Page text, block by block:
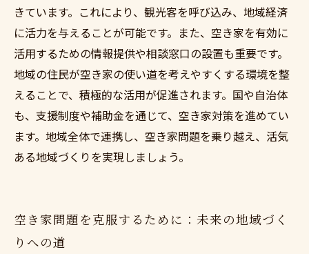
きています。これにより、観光客を呼び込み、地域経済
に活力を与えることが可能です。また、空き家を有効に
活用するための情報提供や相談窓口の設置も重要です。
地域の住民が空き家の使い道を考えやすくする環境を整
えることで、積極的な活用が促進されます。国や自治体
も、支援制度や補助金を通じて、空き家対策を進めてい
ます。地域全体で連携し、空き家問題を乗り越え、活気
ある地域づくりを実現しましょう。
空き家問題を克服するために：未来の地域づく
りへの道